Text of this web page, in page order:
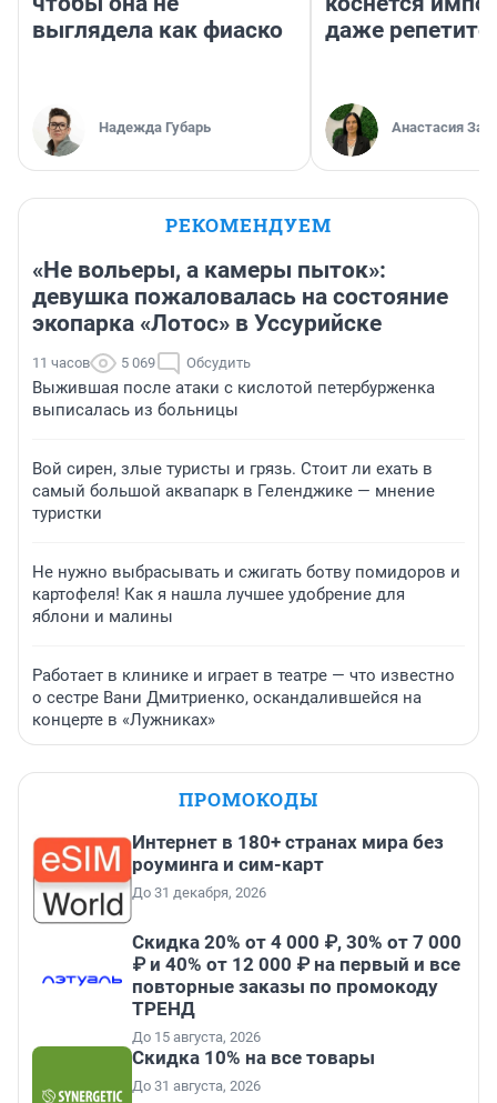
выглядела как фиаско
Надежда Губарь
даже
Анастасия
РЕКОМЕНДУЕМ
«Не вольеры, а камеры пыток»:
девушка пожаловалась на состояние
экопарка «Лотос» в Уссурийске
11 часов 5 069 Обсудить
Выжившая после атаки с кислотой петербурженка
выписалась из больницы
Вой сирен, злые туристы и грязь. Стоит ли ехать в
самый большой аквапарк в Геленджике — мнение
туристки
Не нужно выбрасывать и сжигать ботву помидоров и
картофеля! Как я нашла лучшее удобрение для
яблони и малины
Работает в клинике и играет в театре — что известно
о сестре Вани Дмитриенко, оскандалившейся на
концерте в «Лужниках»
ПРОМОКОДЫ
Интернет в 180+ странах мира без
роуминга и сим-карт
До 31 декабря, 2026
Скидка 20% от 4 000 ₽, 30% от 7 000
₽ и 40% от 12 000 ₽ на первый и все
повторные заказы по промокоду
ТРЕНД
До 15 августа, 2026
Скидка 10% на все товары
До 31 августа, 2026